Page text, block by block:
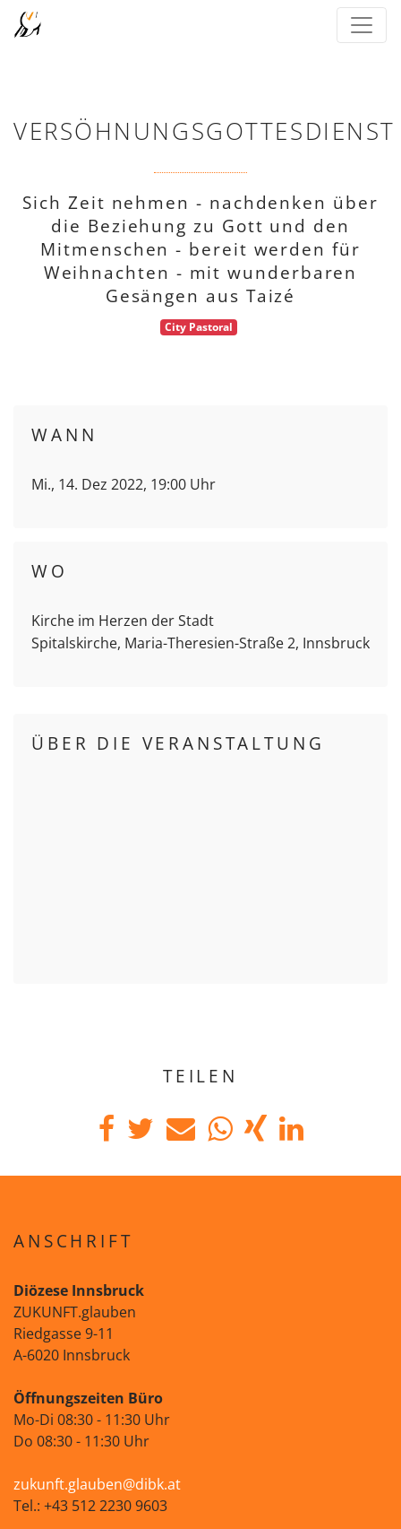
VERSÖHNUNGSGOTTESDIENST
Sich Zeit nehmen - nachdenken über
die Beziehung zu Gott und den
Mitmenschen - bereit werden für
Weihnachten - mit wunderbaren
Gesängen aus Taizé
City Pastoral
WANN
Mi., 14. Dez 2022, 19:00 Uhr
WO
Kirche im Herzen der Stadt
Spitalskirche, Maria-Theresien-Straße 2, Innsbruck
ÜBER DIE VERANSTALTUNG
TEILEN
ANSCHRIFT
Diözese Innsbruck
ZUKUNFT.glauben
Riedgasse 9-11
A-6020 Innsbruck
Öffnungszeiten Büro
Mo-Di 08:30 - 11:30 Uhr
Do 08:30 - 11:30 Uhr
zukunft.glauben@dibk.at
Tel.: +43 512 2230 9603